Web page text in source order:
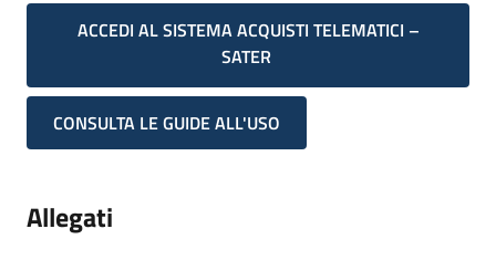
ACCEDI AL SISTEMA ACQUISTI TELEMATICI –
SATER
CONSULTA LE GUIDE ALL'USO
Allegati